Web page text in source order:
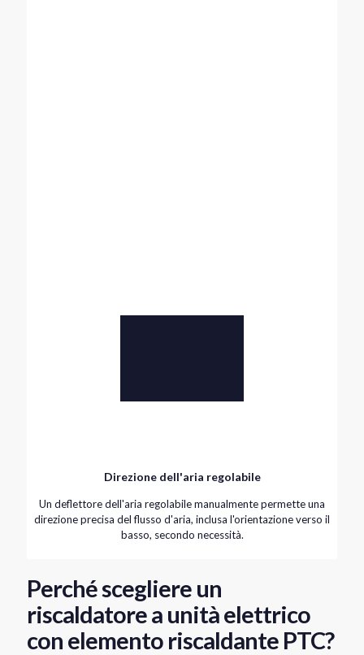
Direzione dell'aria regolabile
Un deflettore dell'aria regolabile manualmente permette una
direzione precisa del flusso d'aria, inclusa l'orientazione verso il
basso, secondo necessità.
Perché scegliere un
riscaldatore a unità elettrico
con elemento riscaldante PTC?